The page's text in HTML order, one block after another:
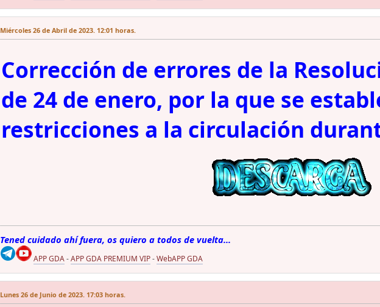
Miércoles 26 de Abril de 2023. 12:01 horas.
Corrección de errores de la
de 24 de enero, por la que se
restricciones a la circulación
Tened cuidado ahí fuera, os quiero a todos de vuelta...
APP GDA-APP GDA PREMIUM VIP-WebAPP GDA
Lunes 26 de Junio de 2023. 17:03 horas.